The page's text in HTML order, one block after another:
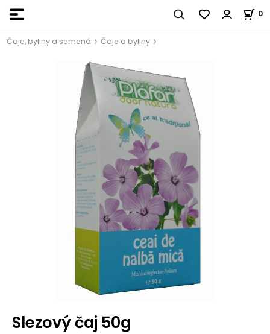
0
Čaje, byliny a semená Čaje a byliny
Slezový čaj 50g